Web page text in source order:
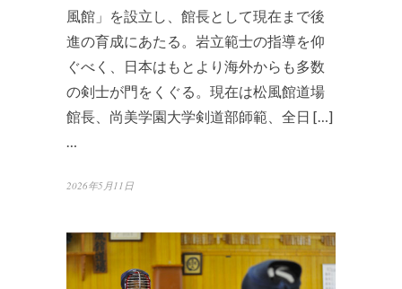
風館」を設立し、館長として現在まで後
進の育成にあたる。岩立範士の指導を仰
ぐべく、日本はもとより海外からも多数
の剣士が門をくぐる。現在は松風館道場
館長、尚美学園大学剣道部師範、全日 […]
2026年5月11日